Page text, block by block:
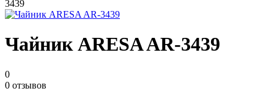
3439
Чайник ARESA AR-3439
0
0 отзывов